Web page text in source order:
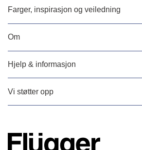
Farger, inspirasjon og veiledning
Om
Hjelp & informasjon
Vi støtter opp